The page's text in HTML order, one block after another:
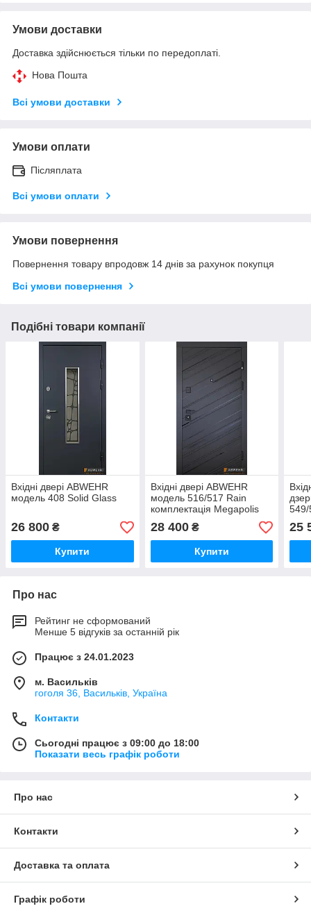
Умови доставки
Доставка здійснюється тільки по передоплаті.
Нова Пошта
Всі умови доставки
Умови оплати
Післяплата
Всі умови оплати
Умови повернення
Повернення товару впродовж 14 днів за рахунок покупця
Всі умови повернення
Подібні товари компанії
Вхідні двері ABWEHR
модель 408 Solid Glass
26 800 ₴
Купити
Вхідні двері ABWEHR
модель 516/517 Rain
комплектація Megapolis
MG3
28 400₴
Купити
549/
25
Про нас
Рейтинг не сформований
Менше 5 відгуків за останній рік
Працює з 24.01.2023
м. Васильків
гоголя 36, Васильків, Україна
Контакти
Сьогодні працює з 09:00 до 18:00
Показати весь графік роботи
Про нас
Контакти
Доставка та оплата
Графік роботи